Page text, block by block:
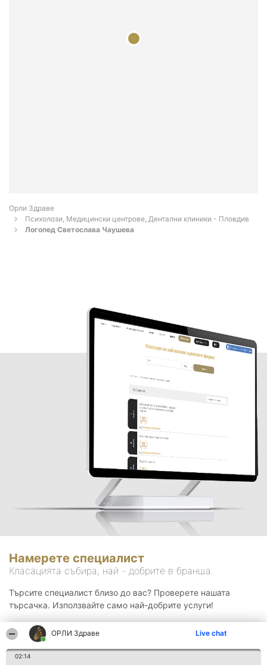
ОРЛИ Здраве Live chat
02:14
Орли Здраве
Психолози, Медицински центрове, Дентални клиники - Пловдив
Логопед Светослава Чаушева
Намерете специалист
Класацията събира, най - добрите в бранша.
Търсите специалист близо до вас? Проверете нашата
търсачка. Използвайте само най-добрите услуги!